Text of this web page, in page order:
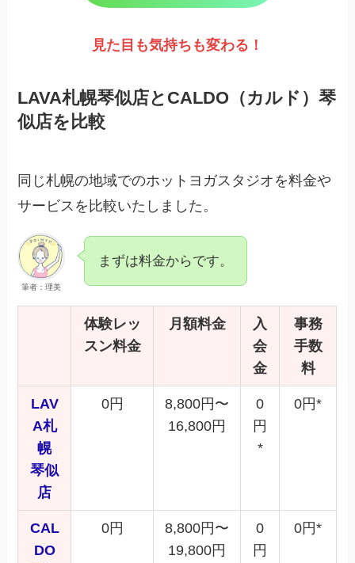
見た目も気持ちも変わる！
LAVA札幌琴似店とCALDO（カルド）琴
似店を比較
同じ札幌の地域でのホットヨガスタジオを料金や
サービスを比較いたしました。
筆者：理美
まずは料金からです。
体験レッ
スン料金
月額料金
入
会
金
事務
手数
料
LAV
A札
幌
琴似
店
0円
8,800円〜
16,800円
0
円
*
0円*
CAL
DO
0円
8,800円〜
19,800円
0
円
0円*